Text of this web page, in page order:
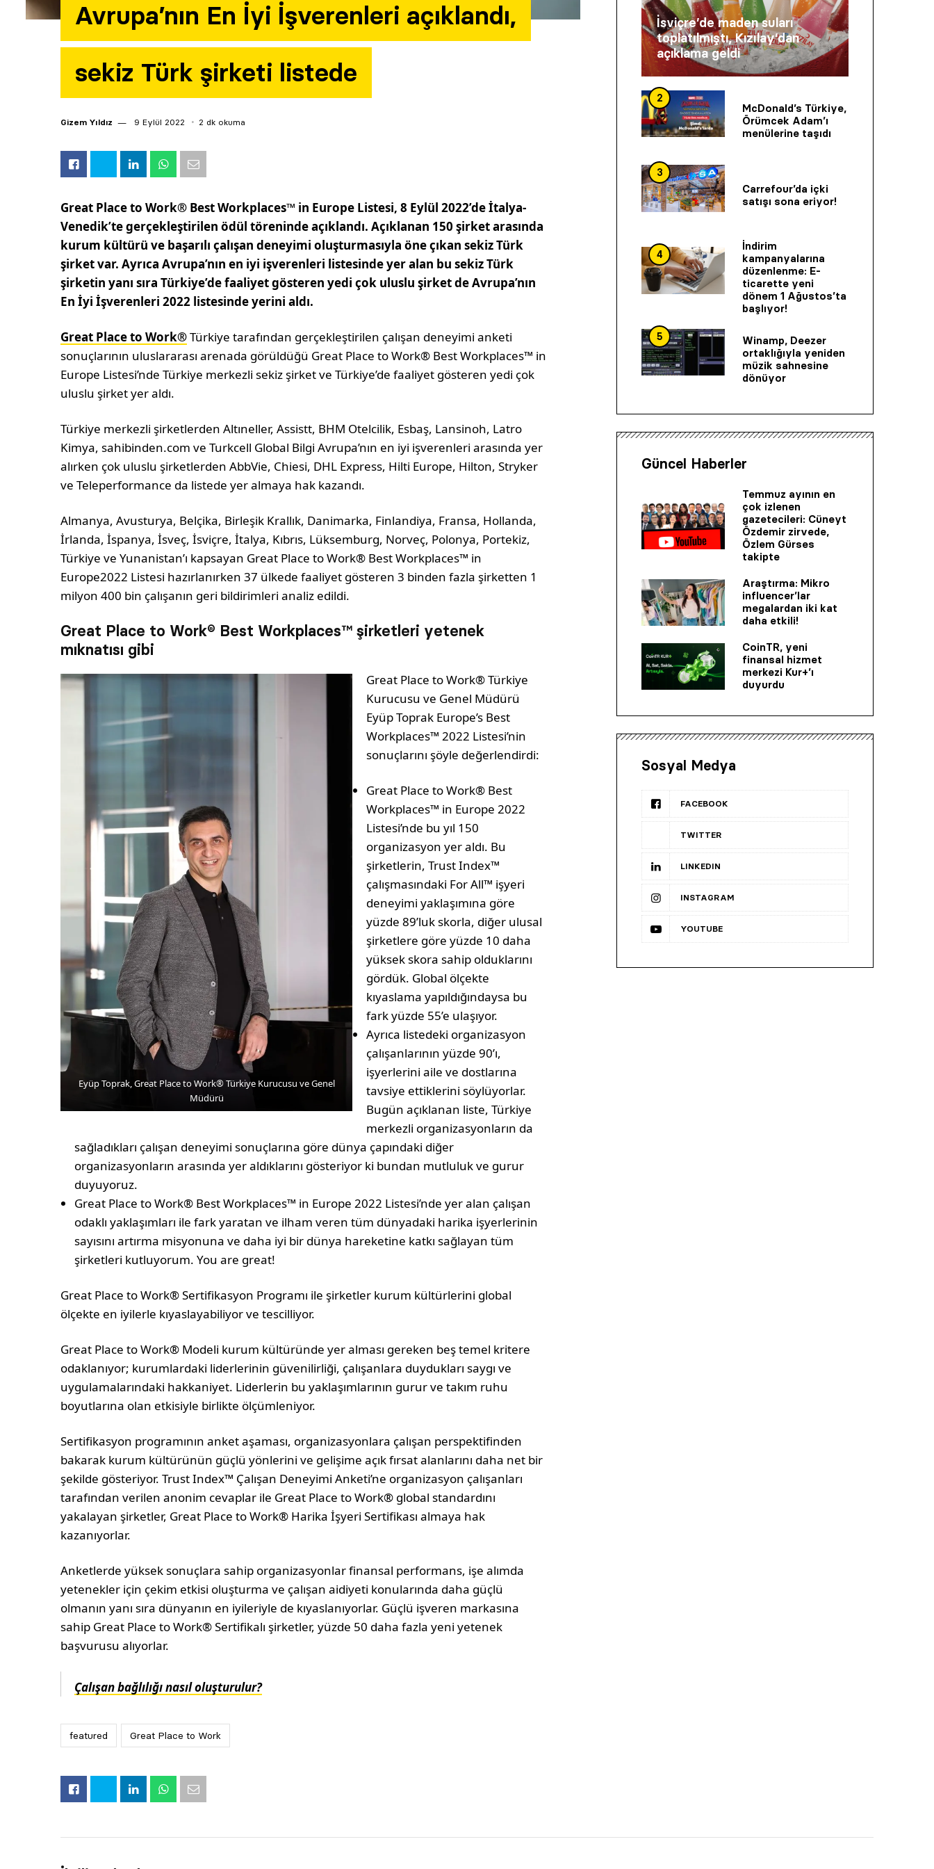
Avrupa’nın En İyi İşverenleri açıklandı,
sekiz Türk şirketi listede
Gizem Yıldız 9 Eylül 2022 2 dk okuma
Great Place to Work® Best Workplaces™ in Europe Listesi, 8 Eylül 2022’de İtalya-
Venedik’te gerçekleştirilen ödül töreninde açıklandı. Açıklanan 150 şirket arasında
kurum kültürü ve başarılı çalışan deneyimi oluşturmasıyla öne çıkan sekiz Türk
şirket var. Ayrıca Avrupa’nın en iyi işverenleri listesinde yer alan bu sekiz Türk
şirketin yanı sıra Türkiye’de faaliyet gösteren yedi çok uluslu şirket de Avrupa’nın
En İyi İşverenleri 2022 listesinde yerini aldı.
Great Place to Work®Türkiye tarafından gerçekleştirilen çalışan deneyimi anketi
sonuçlarının uluslararası arenada görüldüğü Great Place to Work® Best Workplaces™ in
Europe Listesi’nde Türkiye merkezli sekiz şirket ve Türkiye’de faaliyet gösteren yedi çok
uluslu şirket yer aldı.
Türkiye merkezli şirketlerden Altıneller, Assistt, BHM Otelcilik, Esbaş, Lansinoh, Latro
Kimya, sahibinden.com ve Turkcell Global Bilgi Avrupa’nın en iyi işverenleri arasında yer
alırken çok uluslu şirketlerden AbbVie, Chiesi, DHL Express, Hilti Europe, Hilton, Stryker
ve Teleperformance da listede yer almaya hak kazandı.
Almanya, Avusturya, Belçika, Birleşik Krallık, Danimarka, Finlandiya, Fransa, Hollanda,
İrlanda, İspanya, İsveç, İsviçre, İtalya, Kıbrıs, Lüksemburg, Norveç, Polonya, Portekiz,
Türkiye ve Yunanistan’ı kapsayan Great Place to Work® Best Workplaces™ in
Europe2022 Listesi hazırlanırken 37 ülkede faaliyet gösteren 3 binden fazla şirketten 1
milyon 400 bin çalışanın geri bildirimleri analiz edildi.
Great Place to Work® Best Workplaces™ şirketleri yetenek
mıknatısı gibi
Eyüp Toprak, Great Place to Work® Türkiye Kurucusu ve Genel
Müdürü
Great Place to Work® Türkiye
Kurucusu ve Genel Müdürü
Eyüp Toprak Europe’s Best
Workplaces™ 2022 Listesi’nin
sonuçlarını şöyle değerlendirdi:
Great Place to Work® Best
Workplaces™ in Europe 2022
Listesi’nde bu yıl 150
organizasyon yer aldı. Bu
şirketlerin, Trust Index™
çalışmasındaki For All™ işyeri
deneyimi yaklaşımına göre
yüzde 89’luk skorla, diğer ulusal
şirketlere göre yüzde 10 daha
yüksek skora sahip olduklarını
gördük. Global ölçekte
kıyaslama yapıldığındaysa bu
fark yüzde 55’e ulaşıyor.
Ayrıca listedeki organizasyon
çalışanlarının yüzde 90’ı,
işyerlerini aile ve dostlarına
tavsiye ettiklerini söylüyorlar.
Bugün açıklanan liste, Türkiye
merkezli organizasyonların da
sağladıkları çalışan deneyimi sonuçlarına göre dünya çapındaki diğer
organizasyonların arasında yer aldıklarını gösteriyor ki bundan mutluluk ve gurur
duyuyoruz.
Great Place to Work® Best Workplaces™ in Europe 2022 Listesi’nde yer alan çalışan
odaklı yaklaşımları ile fark yaratan ve ilham veren tüm dünyadaki harika işyerlerinin
sayısını artırma misyonuna ve daha iyi bir dünya hareketine katkı sağlayan tüm
şirketleri kutluyorum. You are great!
Great Place to Work® Sertifikasyon Programı ile şirketler kurum kültürlerini global
ölçekte en iyilerle kıyaslayabiliyor ve tescilliyor.
Great Place to Work® Modeli kurum kültüründe yer alması gereken beş temel kritere
odaklanıyor; kurumlardaki liderlerinin güvenilirliği, çalışanlara duydukları saygı ve
uygulamalarındaki hakkaniyet. Liderlerin bu yaklaşımlarının gurur ve takım ruhu
boyutlarına olan etkisiyle birlikte ölçümleniyor.
Sertifikasyon programının anket aşaması, organizasyonlara çalışan perspektifinden
bakarak kurum kültürünün güçlü yönlerini ve gelişime açık fırsat alanlarını daha net bir
şekilde gösteriyor. Trust Index™ Çalışan Deneyimi Anketi’ne organizasyon çalışanları
tarafından verilen anonim cevaplar ile Great Place to Work® global standardını
yakalayan şirketler, Great Place to Work® Harika İşyeri Sertifikası almaya hak
kazanıyorlar.
Anketlerde yüksek sonuçlara sahip organizasyonlar finansal performans, işe alımda
yetenekler için çekim etkisi oluşturma ve çalışan aidiyeti konularında daha güçlü
olmanın yanı sıra dünyanın en iyileriyle de kıyaslanıyorlar. Güçlü işveren markasına
sahip Great Place to Work® Sertifikalı şirketler, yüzde 50 daha fazla yeni yetenek
başvurusu alıyorlar.
Çalışan bağlılığı nasıl oluşturulur?
featured Great Place to Work
İsviçre’de maden suları
toplatılmıştı, Kızılay’dan
açıklama geldi
2
McDonald’s Türkiye,
Örümcek Adam’ı
menülerine taşıdı
3
Carrefour’da içki
satışı sona eriyor!
4
İndirim
kampanyalarına
düzenlenme: E-
ticarette yeni
dönem 1 Ağustos’ta
başlıyor!
5
Winamp, Deezer
ortaklığıyla yeniden
müzik sahnesine
dönüyor
Güncel Haberler
Temmuz ayının en
çok izlenen
gazetecileri: Cüneyt
Özdemir zirvede,
Özlem Gürses
takipte
Araştırma: Mikro
influencer’lar
megalardan iki kat
daha etkili!
CoinTR, yeni
finansal hizmet
merkezi Kur+’ı
duyurdu
Sosyal Medya
FACEBOOK
TWITTER
LINKEDIN
INSTAGRAM
YOUTUBE